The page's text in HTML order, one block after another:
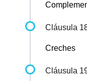
Cláusula
Creches
Cláusula